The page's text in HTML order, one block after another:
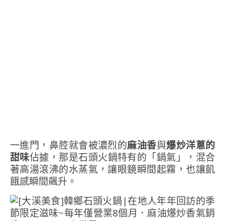
一進門，鼻腔就會被濃烈的麻油香與爆炒洋蔥的
甜味佔據，那是石頭火鍋特有的「鍋氣」，混合
著高湯滾沸的水蒸氣，讓眼鏡瞬間起霧，也讓飢
餓感瞬間飆升。